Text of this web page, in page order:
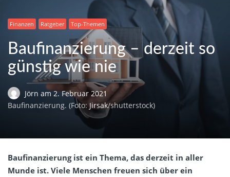
Finanzen Ratgeber Top-Themen
Baufinanzierung – derzeit so
günstig wie nie
Jörn am 2. Februar 2021
Baufinanzierung. (Foto:Jirsak/shutterstock)
Baufinanzierung ist ein Thema, das derzeit in aller
Munde ist. Viele Menschen freuen sich über ein